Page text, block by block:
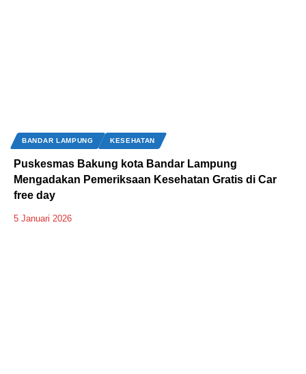
BANDAR LAMPUNG KESEHATAN
Puskesmas Bakung kota Bandar Lampung
Mengadakan Pemeriksaan Kesehatan Gratis di Car
free day
5 Januari 2026